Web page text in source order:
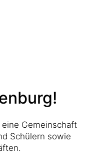
Gemeinschaft
Schülern sowie